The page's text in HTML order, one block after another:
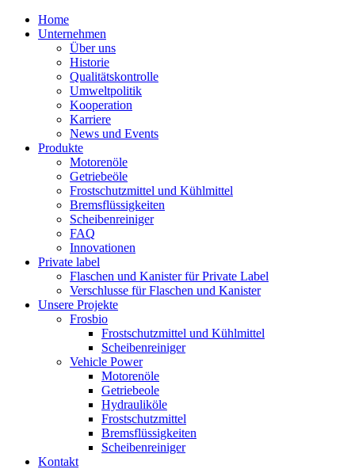
Home
Unternehmen
Über uns
Historie
Qualitätskontrolle
Umweltpolitik
Kooperation
Karriere
News und Events
Produkte
Motorenöle
Getriebeöle
Frostschutzmittel und Kühlmittel
Bremsflüssigkeiten
Scheibenreiniger
FAQ
Innovationen
Private label
Flaschen und Kanister für Private Label
Verschlusse für Flaschen und Kanister
Unsere Projekte
Frosbio
Frostschutzmittel und Kühlmittel
Scheibenreiniger
Vehicle Power
Motorenöle
Getriebeole
Hydrauliköle
Frostschutzmittel
Bremsflüssigkeiten
Scheibenreiniger
Kontakt